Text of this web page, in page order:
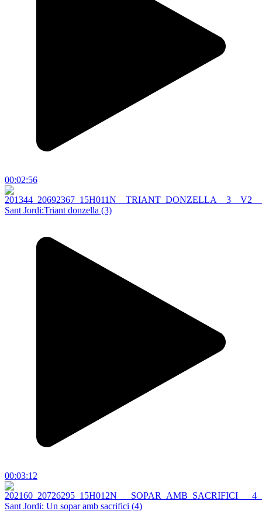
00:02:56
Sant Jordi:Triant donzella (3)
00:03:12
Sant Jordi: Un sopar amb sacrifici (4)